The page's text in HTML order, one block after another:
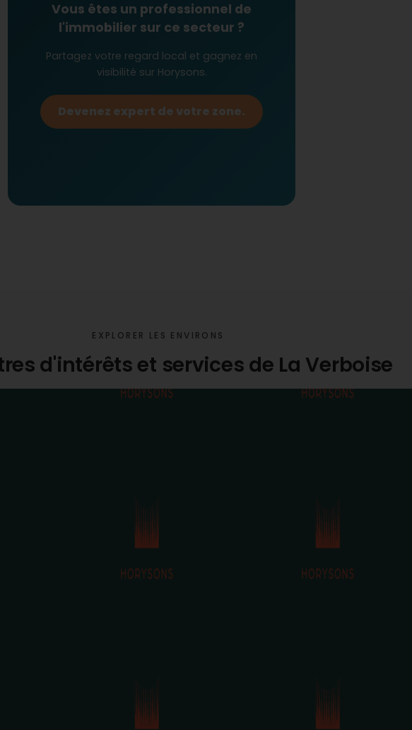
Vous êtes un professionnel de
l'immobilier sur ce secteur ?
Partagez votre regard local et gagnez en
visibilité sur Horysons.
Devenez expert de votre zone.
EXPLORER LES ENVIRONS
d'intérêts et services de La Verboise